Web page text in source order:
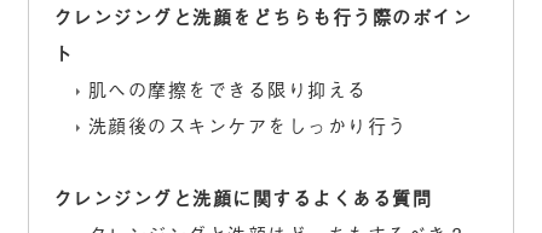
クレンジングと洗顔をどちらも行う際のポイン
ト
肌への摩擦をできる限り抑える
洗顔後のスキンケアをしっかり行う
クレンジングと洗顔に関するよくある質問